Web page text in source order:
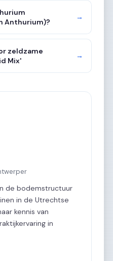
Anthurium)?
→
zeldzame
Mix'
→
de bodemstructuur
in de Utrechtse
kennis van
in